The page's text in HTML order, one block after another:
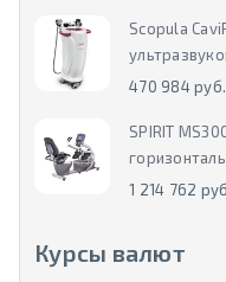
Scopula
470 984 руб.
SPIRIT
1 214 762
Курсы валют